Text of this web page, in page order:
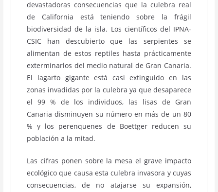
devastadoras consecuencias que la culebra real
de California está teniendo sobre la frágil
biodiversidad de la isla. Los científicos del IPNA-
CSIC han descubierto que las serpientes se
alimentan de estos reptiles hasta prácticamente
exterminarlos del medio natural de Gran Canaria.
El lagarto gigante está casi extinguido en las
zonas invadidas por la culebra ya que desaparece
el 99 % de los individuos, las lisas de Gran
Canaria disminuyen su número en más de un 80
% y los perenquenes de Boettger reducen su
población a la mitad.
Las cifras ponen sobre la mesa el grave impacto
ecológico que causa esta culebra invasora y cuyas
consecuencias, de no atajarse su expansión,